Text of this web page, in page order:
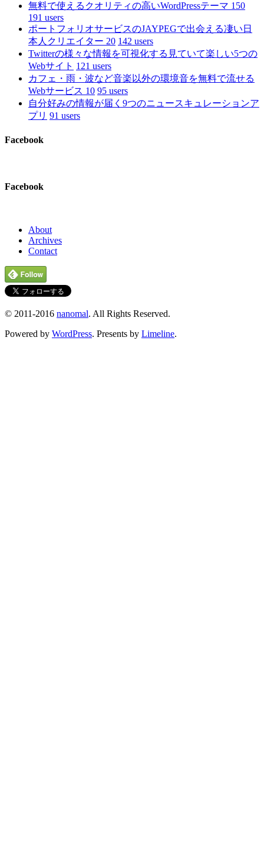
無料で使えるクオリティの高いWordPressテーマ 150
191 users
ポートフォリオサービスのJAYPEGで出会える凄い日
本人クリエイター 20 142 users
Twitterの様々な情報を可視化する見ていて楽しい5つの
Webサイト 121 users
カフェ・雨・波など音楽以外の環境音を無料で流せる
Webサービス 10 95 users
自分好みの情報が届く9つのニュースキュレーションア
プリ 91 users
Facebook
Facebook
About
Archives
Contact
© 2011-2016 nanomal. All Rights Reserved.
Powered by WordPress. Presents by Limeline.